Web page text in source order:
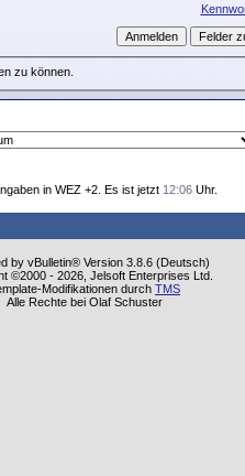
zu können.
in WEZ +2. Es ist jetzt 12:06 Uhr.
by vBulletin® Version 3.8.6 (Deutsch)
©2000 - 2026, Jelsoft Enterprises Ltd.
Modifikationen durch TMS
Alle Rechte bei Olaf Schuster